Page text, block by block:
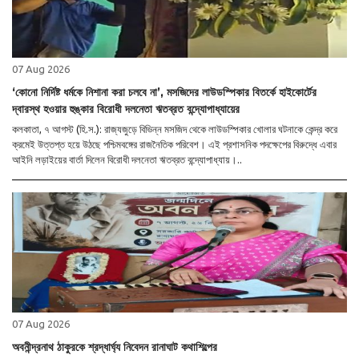
07 Aug 2026
‘কোনো নির্দিষ্ট ধর্মকে নিশানা করা চলবে না’, মসজিদের লাউডস্পিকার বিতর্কে হাইকোর্টের
দ্বারস্থ হওয়ার হুঙ্কার বিরোধী দলনেতা ঋতব্রত বন্দ্যোপাধ্যায়ের
কলকাতা, ৭ আগস্ট (হি.স.): রাজ্যজুড়ে বিভিন্ন মসজিদ থেকে লাউডস্পিকার খোলার ঘটনাকে কেন্দ্র করে
ক্রমেই উত্তপ্ত হয়ে উঠছে পশ্চিমবঙ্গের রাজনৈতিক পরিবেশ। এই প্রশাসনিক পদক্ষেপের বিরুদ্ধে এবার
আইনি লড়াইয়ের বার্তা দিলেন বিরোধী দলনেতা ঋতব্রত বন্দ্যোপাধ্যায়।..
07 Aug 2026
অবনীন্দ্রনাথ ঠাকুরকে শ্রদ্ধার্ঘ্য নিবেদন রানাঘাট কথাশিল্পের